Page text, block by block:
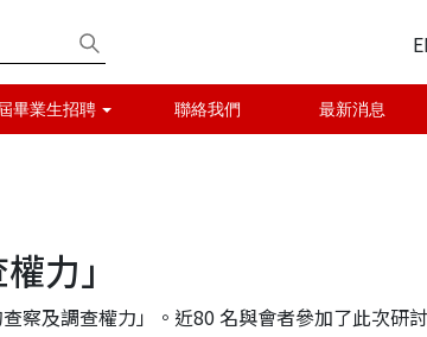
畢業生招聘 聯絡我們 最新消息
力」
察及調查權力」。近80 名與會者參加了此次研